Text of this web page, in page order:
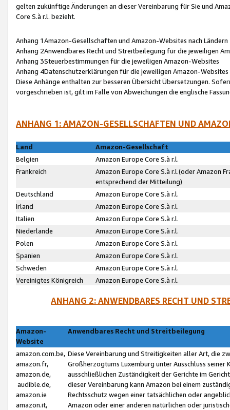
gelten zukünftige Änderungen an dieser Vereinbarung für Sie und
Core S.à r.l. bezieht.
Anhang 1Amazon-Gesellschaften und Amazon-Websites nach Ländern
Anhang 2Anwendbares Recht und Streitbeilegung für die jeweiligen
Anhang 3Steuerbestimmungen für die jeweiligen Amazon-Websites
Anhang 4Datenschutzerklärungen für die jeweiligen Amazon-Websites
Diese Anhänge enthalten zur besseren Übersicht Übersetzungen.
vorgeschrieben ist, gilt im Falle von Abweichungen die englische
ANHANG 1: AMAZON-GESELLSCHAFTEN UND
Land
Amazon-Gesellschaft
Belgien
Amazon Europe Core S.à r.l.
Frankreich
Amazon Europe Core S.à r.l.(oder Amazon
entsprechend der Mitteilung)
Deutschland
Amazon Europe Core S.à r.l.
Irland
Amazon Europe Core S.à r.l.
Italien
Amazon Europe Core S.à r.l.
Niederlande
Amazon Europe Core S.à r.l.
Polen
Amazon Europe Core S.à r.l.
Spanien
Amazon Europe Core S.à r.l.
Schweden
Amazon Europe Core S.à r.l.
Vereinigtes Königreich
Amazon Europe Core S.à r.l.
ANHANG 2: ANWENDBARES RECHT UND
Amazon-
Website
Anwendbares Recht und Streitbeilegung
amazon.com.be,
amazon.fr,
amazon.de,
audible.de,
amazon.ie
amazon.it,
Diese Vereinbarung und Streitigkeiten aller Art, die
Großherzogtums Luxemburg unter Ausschluss
ausschließlichen Zuständigkeit der Gerichte im
dieser Vereinbarung kann Amazon bei einem
Rechtsschutz wegen einer tatsächlichen oder
Amazon oder einer anderen natürlichen oder